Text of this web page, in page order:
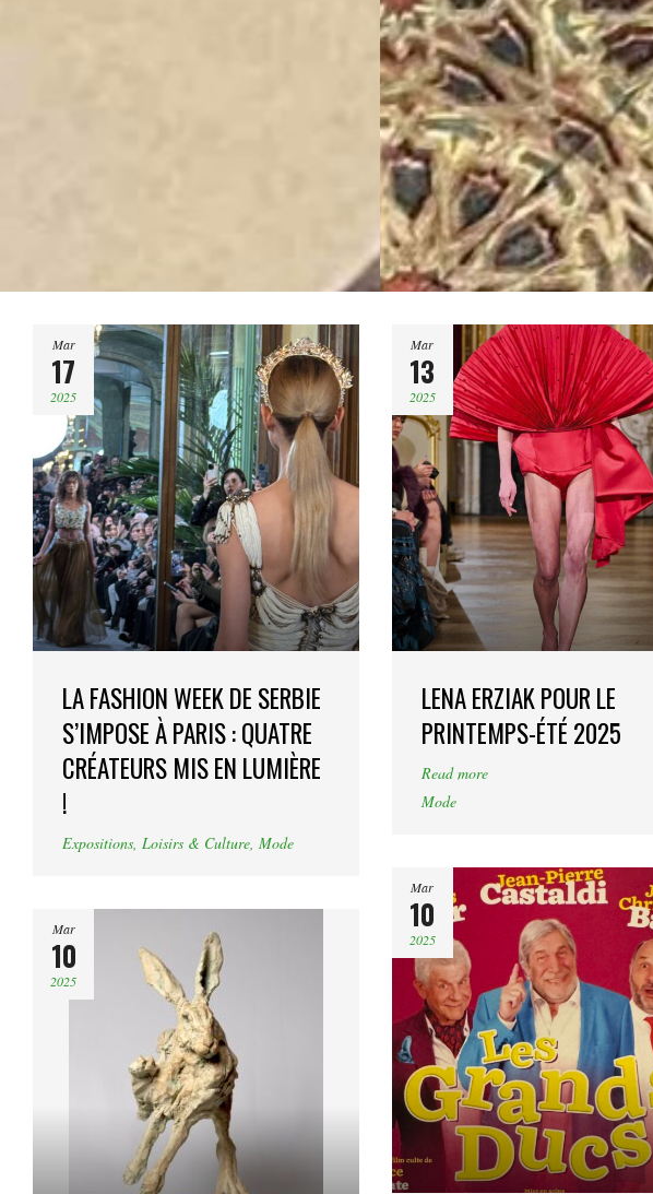
Mar
17
2025
LA FASHION WEEK DE SERBIE
S’IMPOSE À PARIS : QUATRE
CRÉATEURS MIS EN LUMIÈRE
!
Expositions Loisirs & Culture Mode
Mar
13
2025
LENA ERZIAK POUR LE
PRINTEMPS-ÉTÉ 2025
Read more
Mode
Mar
10
2025
Mar
10
2025